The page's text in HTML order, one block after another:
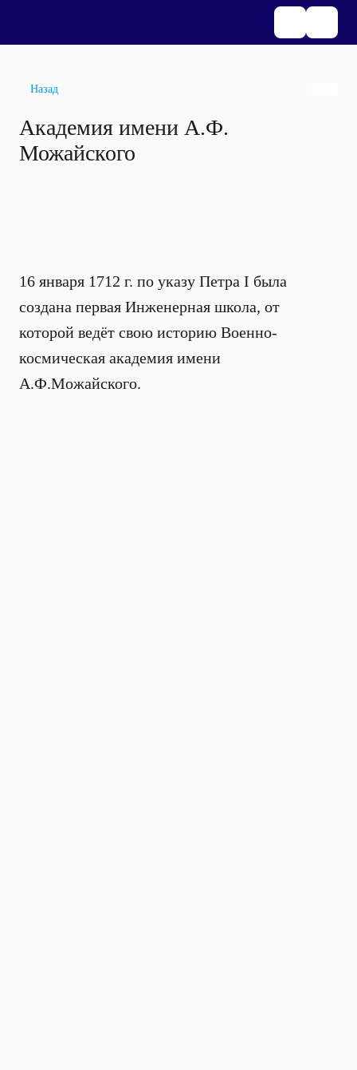
Назад
Академия имени А.Ф.
Можайского
16 января 1712 г. по указу Петра I была
создана первая Инженерная школа, от
которой ведёт свою историю Военно-
космическая академия имени
А.Ф.Можайского.